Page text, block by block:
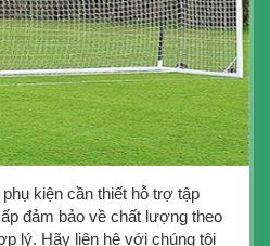
kiện cần thiết hỗ trợ tập
đảm bảo về chất lượng theo
lý. Hãy liên hệ với chúng tôi